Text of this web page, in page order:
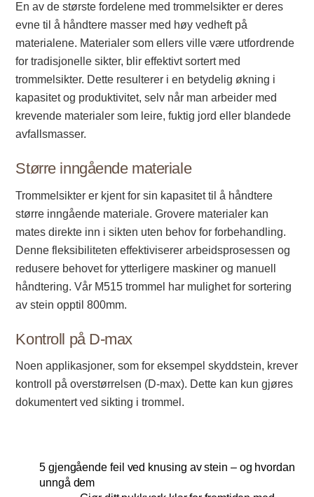
En av de største fordelene med trommelsikter er deres
evne til å håndtere masser med høy vedheft på
materialene. Materialer som ellers ville være utfordrende
for tradisjonelle sikter, blir effektivt sortert med
trommelsikter. Dette resulterer i en betydelig økning i
kapasitet og produktivitet, selv når man arbeider med
krevende materialer som leire, fuktig jord eller blandede
avfallsmasser.
Større inngående materiale
Trommelsikter er kjent for sin kapasitet til å håndtere
større inngående materiale. Grovere materialer kan
mates direkte inn i sikten uten behov for forbehandling.
Denne fleksibiliteten effektiviserer arbeidsprosessen og
redusere behovet for ytterligere maskiner og manuell
håndtering. Vår M515 trommel har mulighet for sortering
av stein opptil 800mm.
Kontroll på D-max
Noen applikasjoner, som for eksempel skyddstein, krever
kontroll på overstørrelsen (D-max). Dette kan kun gjøres
dokumentert ved sikting i trommel.
5 gjengående feil ved knusing av stein – og hvordan
unngå dem